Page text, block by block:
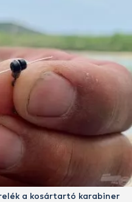
a kosártartó karabiner